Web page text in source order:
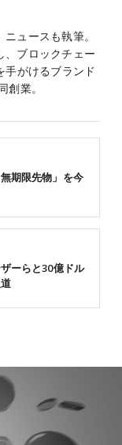
ュースも執筆。
、ブロックチェー
がけるブランド
創業。
ーらと30億ドル
期限先物」を今